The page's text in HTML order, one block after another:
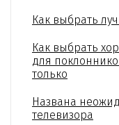
Как выбрать
Как выбрать
для
только
Названа
телевизора